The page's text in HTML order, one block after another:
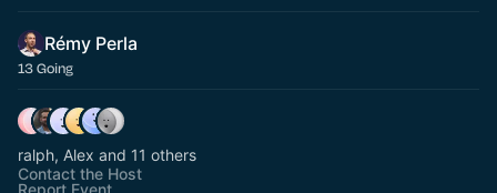
Rémy Perla
13 Going
ralph, Alex and 11 others
Contact the Host
Report Event